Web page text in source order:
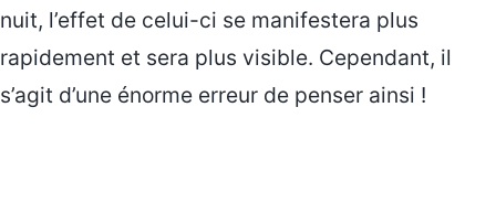
nuit, l’effet de celui-ci se manifestera plus
rapidement et sera plus visible. Cependant, il
s’agit d’une énorme erreur de penser ainsi !